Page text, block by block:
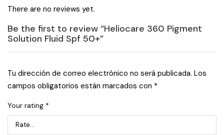
There are no reviews yet.
Be the first to review “Heliocare 360 Pigment
Solution Fluid Spf 50+”
Tu dirección de correo electrónico no será publicada. Los
campos obligatorios están marcados con *
Your rating *